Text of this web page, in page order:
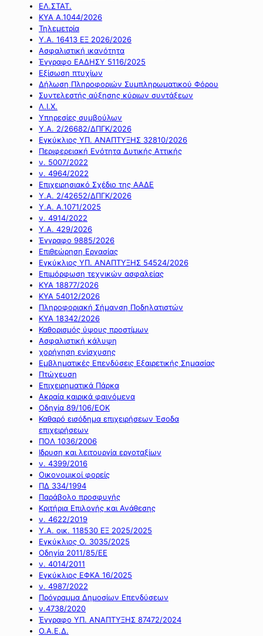
ΕΛ.ΣΤΑΤ.
ΚΥΑ Α.1044/2026
Τηλεμετρία
Υ.Α. 16413 ΕΞ 2026/2026
Ασφαλιστική ικανότητα
Έγγραφο ΕΑΔΗΣΥ 5116/2025
Εξίσωση πτυχίων
Δήλωση Πληροφοριών Συμπληρωματικού Φόρου
Συντελεστής αύξησης κύριων συντάξεων
Λ.Ι.Χ.
Υπηρεσίες συμβούλων
Υ.Α. 2/26682/ΔΠΓΚ/2026
Εγκύκλιος ΥΠ. ΑΝΑΠΤΥΞΗΣ 32810/2026
Περιφερειακή Ενότητα Δυτικής Αττικής
ν. 5007/2022
ν. 4964/2022
Επιχειρησιακό Σχέδιο της ΑΑΔΕ
Υ.Α. 2/42652/ΔΠΓΚ/2026
Υ.Α. Α.1071/2025
ν. 4914/2022
Υ.Α. 429/2026
Έγγραφο 9885/2026
Επιθεώρηση Εργασίας
Εγκύκλιος ΥΠ. ΑΝΑΠΤΥΞΗΣ 54524/2026
Επιμόρφωση τεχνικών ασφαλείας
ΚΥΑ 18877/2026
ΚΥΑ 54012/2026
Πληροφοριακή Σήμανση Ποδηλατιστών
ΚΥΑ 18342/2026
Καθορισμός ύψους προστίμων
Ασφαλιστική κάλυψη
χορήγηση ενίσχυσης
Εμβληματικές Επενδύσεις Εξαιρετικής Σημασίας
Πτώχευση
Επιχειρηματικά Πάρκα
Ακραία καιρικά φαινόμενα
Οδηγία 89/106/ΕΟΚ
Καθαρό εισόδημα επιχειρήσεων Έσοδα
επιχειρήσεων
ΠΟΛ 1036/2006
Ιδρυση και λειτουργία εργοταξίων
ν. 4399/2016
Οικονομικοί φορείς
ΠΔ 334/1994
Παράβολο προσφυγής
Κριτήρια Επιλογής και Ανάθεσης
ν. 4622/2019
Υ.Α. οικ. 118530 ΕΞ 2025/2025
Εγκύκλιος Ο. 3035/2025
Οδηγία 2011/85/ΕΕ
ν. 4014/2011
Εγκύκλιος ΕΦΚΑ 16/2025
ν. 4987/2022
Πρόγραμμα Δημοσίων Επενδύσεων
ν.4738/2020
Έγγραφο ΥΠ. ΑΝΑΠΤΥΞΗΣ 87472/2024
Ο.Α.Ε.Δ.